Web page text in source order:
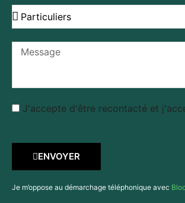
J'accepte d'être recontacté et
ENVOYER
Je m’oppose au démarchage téléphonique avec